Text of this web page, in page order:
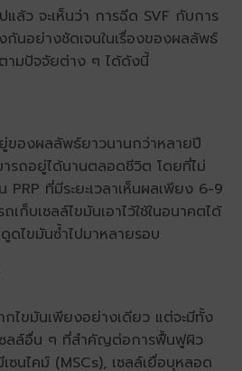
แล้ว จะเห็นว่า การฉีด SVF กับการ
นอย่างชัดเจนในเรื่องของผลลัพธ์
ามปัจจัยต่าง ๆ ได้ดังนี้
ยู่ของผลลัพธ์ยาวนานกว่าหลายปี
รถอยู่ได้นานตลอดชีวิต โดยที่ไม่
ที่มีระยะเวลาเห็นผลเพียง 6-9
ก็บเซลล์ไขมันเอาไว้ใช้ในอนาคตได้
ดไขมันซ้ำไปมาหลายรอบ
กไขมันเพียงอย่างเดียว แต่จะมีทั้ง
ลล์อื่น ๆ ที่สำคัญต่อการฟื้นฟูผิว
ซนไคม์ (MSCs), เซลล์เยื่อบุหลอด